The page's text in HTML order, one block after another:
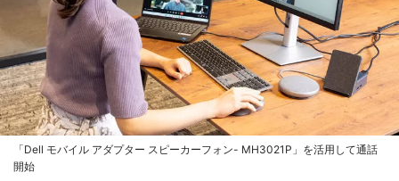
「Dell モバイル アダプター スピーカーフォン- MH3021P」を活用して通話
開始